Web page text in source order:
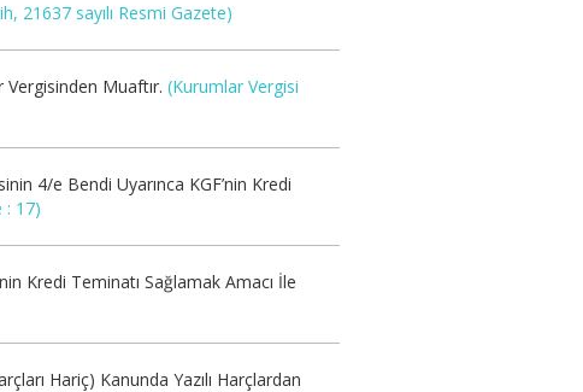
21637 sayılı Resmi Gazete)
Muaftır. (Kurumlar Vergisi
4/e Bendi Uyarınca KGF’nin Kredi
: 17)
Kredi Teminatı Sağlamak Amacı İle
Hariç) Kanunda Yazılı Harçlardan